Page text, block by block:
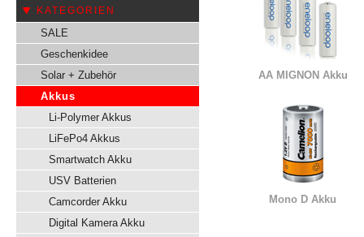
KATEGORIEN
SALE
Geschenkidee
Solar + Zubehör
Akkus
Li-Polymer Akkus
LiFePo4 Akkus
Smartwatch Akku
USV Batterien
Camcorder Akku
Digital Kamera Akku
AA MIGNON Akku
Mono D Akku